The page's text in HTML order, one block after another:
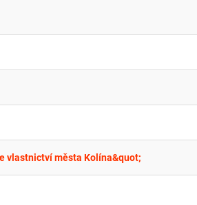
vlastnictví města Kolína&quot;